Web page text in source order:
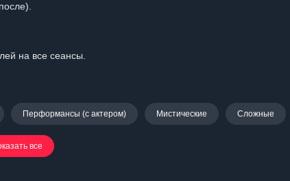
на все сеансы.
Перформансы (с актером) Мистические Сложные
все